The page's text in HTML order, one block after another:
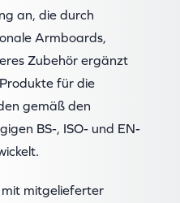
an, die durch
Armboards,
Zubehör ergänzt
für die
gemäß den
BS-, ISO- und EN-
mitgelieferter